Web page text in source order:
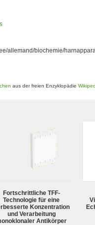
allemand/biochemie/
aus der freien Enzyklopädie
Fortschrittliche TFF-
Technologie für eine
Konzentration
und Verarbeitung
Antikörper